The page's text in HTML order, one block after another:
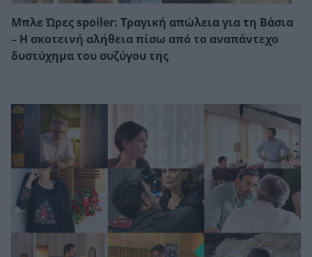
Μπλε Ώρες spoiler: Τραγική απώλεια για τη Βάσια
– Η σκοτεινή αλήθεια πίσω από το αναπάντεχο
δυστύχημα του συζύγου της